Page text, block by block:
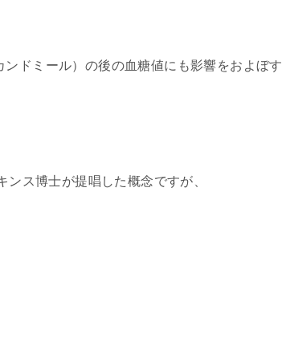
ドミール）の後の血糖値にも影響をおよぼす
ス博士が提唱した概念ですが、